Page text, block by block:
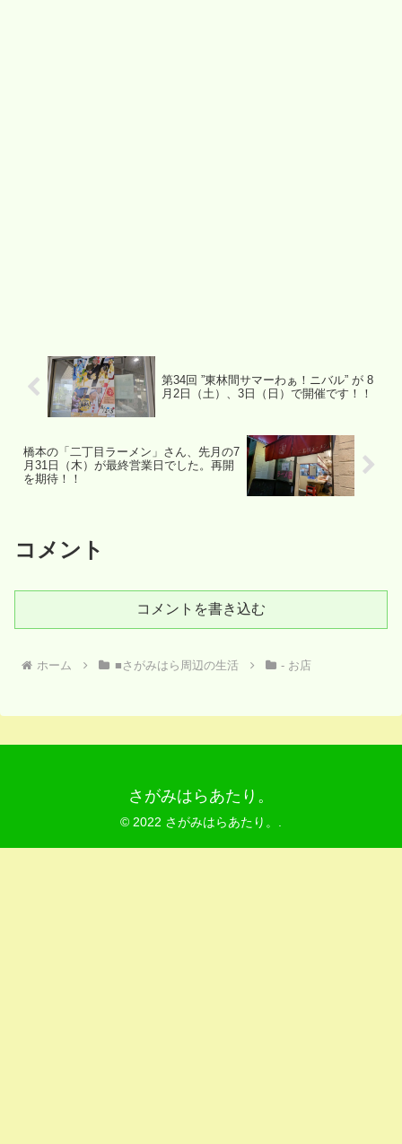
第34回 ”東林間サマーわぁ！ニバル” が 8
月2日（土）、3日（日）で開催です！！
橋本の「二丁目ラーメン」さん、先月の7
月31日（木）が最終営業日でした。再開
を期待！！
コメント
コメントを書き込む
ホーム ■さがみはら周辺の生活 - お店
さがみはらあたり。
© 2022 さがみはらあたり。.